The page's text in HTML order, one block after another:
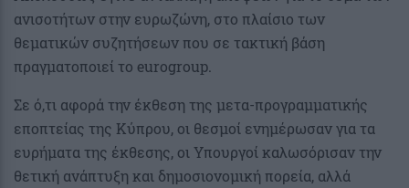
ανισοτήτων στην ευρωζώνη, στο πλαίσιο των
θεματικών συζητήσεων που σε τακτική βάση
πραγματοποιεί το eurogroup.
Σε ό,τι αφορά την έκθεση της μετα-προγραμματικής
εποπτείας της Κύπρου, οι θεσμοί ενημέρωσαν για τα
ευρήματα της έκθεσης, οι Υπουργοί καλωσόρισαν την
θετική ανάπτυξη και δημοσιονομική πορεία, αλλά